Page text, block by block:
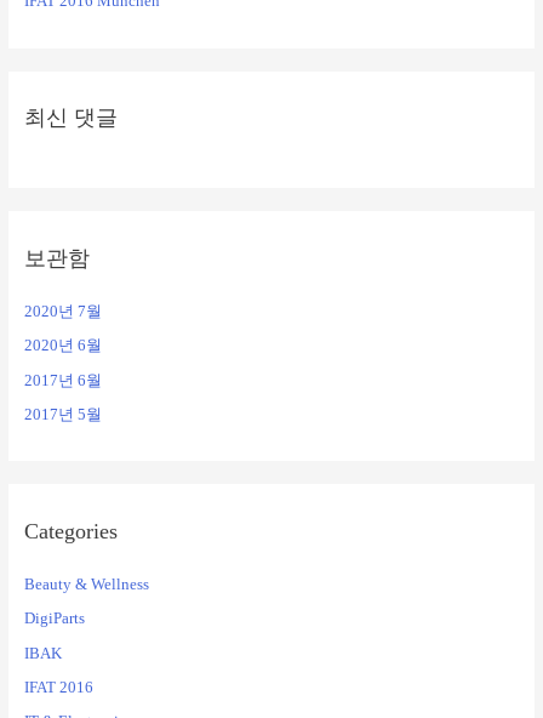
최신 댓글
보관함
2020년 7월
2020년 6월
2017년 6월
2017년 5월
Categories
Beauty & Wellness
DigiParts
IBAK
IFAT 2016